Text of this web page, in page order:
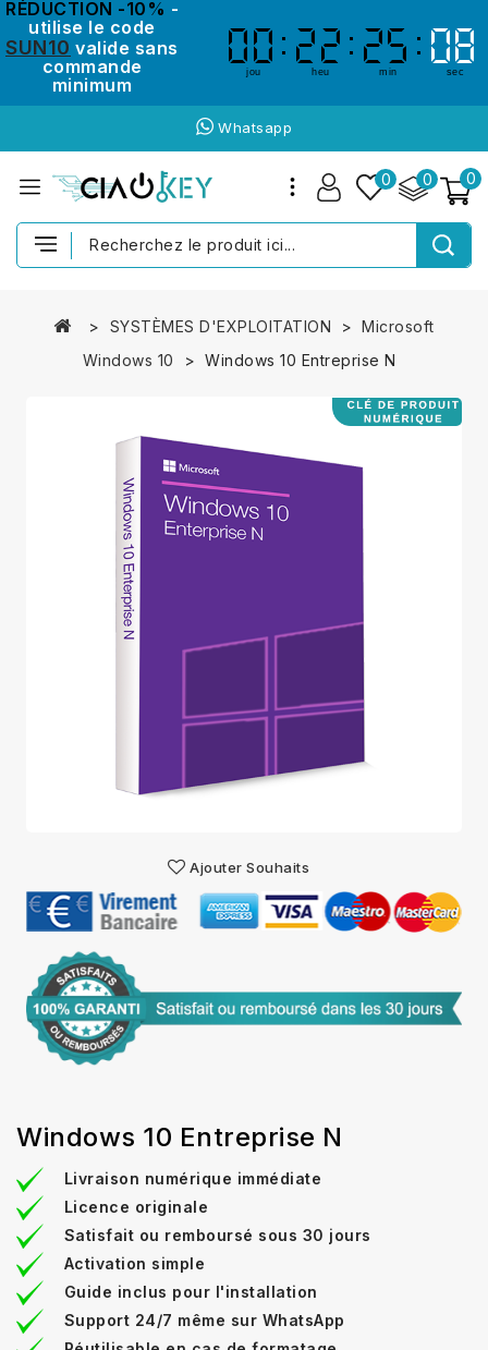
RÉDUCTION -10% -
utilise le code
SUN10 valide sans
commande
minimum
00
00
jou
22
22
heu
25
25
min
08
08
sec
Whatsapp
0
0
0
SYSTÈMES D'EXPLOITATION
Microsoft
Windows 10
Windows 10 Entreprise N
Ajouter Souhaits
Windows 10 Entreprise N
Livraison numérique immédiate
Licence originale
Satisfait ou remboursé sous 30 jours
Activation simple
Guide inclus pour l'installation
Support 24/7 même sur WhatsApp